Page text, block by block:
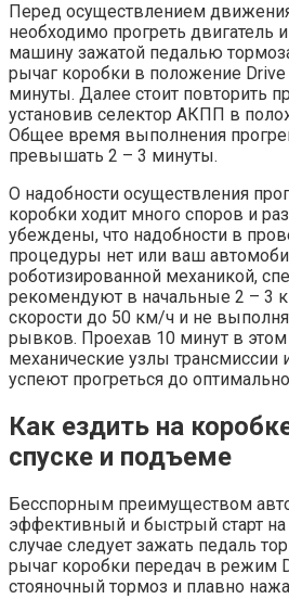
Перед осуществлением
необходимо прогреть
машину зажатой педалью
рычаг коробки в положение
минуты. Далее стоит повторить
установив селектор АКПП в
Общее время выполнения
превышать 2 – 3 минуты.
О надобности осуществления
коробки ходит много споров и
убеждены, что надобности в
процедуры нет или ваш
роботизированной механикой,
рекомендуют в начальные 2 – 3
скорости до 50 км/ч и не
рывков. Проехав 10 минут в
механические узлы
успеют прогреться до
Как ездить на
спуске и подъеме
Бесспорным преимуществом
эффективный и быстрый старт
случае следует зажать педаль
рычаг коробки передач в режим
стояночный тормоз и плавно